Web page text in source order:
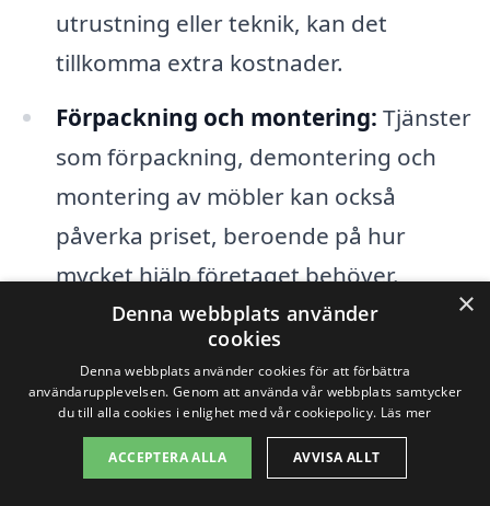
utrustning eller teknik, kan det
tillkomma extra kostnader.
Förpackning och montering: Tjänster
som förpackning, demontering och
montering av möbler kan också
påverka priset, beroende på hur
mycket hjälp företaget behöver.
Tid på året:Priserna kan variera
beroende på säsong. Vissa perioder,
som sommar och semester, kan ha
högre efterfrågan och därmed högre
priser.
×
Denna webbplats använder
cookies
Denna webbplats använder cookies för att förbättra
användarupplevelsen. Genom att använda vår webbplats samtycker
du till alla cookies i enlighet med vår cookiepolicy. Läs mer
ACCEPTERA ALLA AVVISA ALLT